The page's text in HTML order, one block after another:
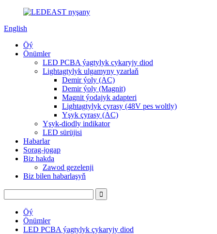
English
Öý
Önümler
LED PCBA ýagtylyk çykaryjy diod
Lightagtylyk ulgamyny yzarlaň
Demir ýoly (AC)
Demir ýoly (Magnit)
Magnit ýodajyk adapteri
Lightagtylyk çyrasy (48V pes woltly)
Yşyk çyrasy (AC)
Yşyk-diodly indikator
LED sürüjisi
Habarlar
Sorag-jogap
Biz hakda
Zawod gezelenji
Biz bilen habarlaşyň
Öý
Önümler
LED PCBA ýagtylyk çykaryjy diod